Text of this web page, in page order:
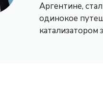
Аргентине,
одинокое
катализатором